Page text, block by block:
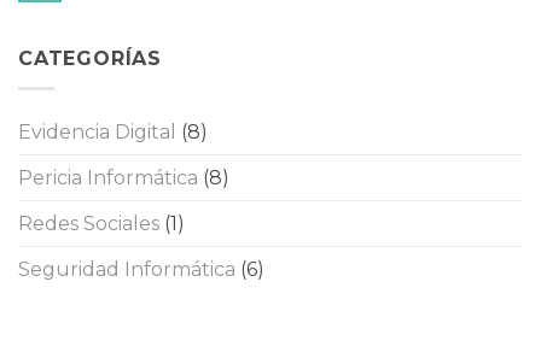
el
Éxito
Personas
5
invalidar
la
Digital
CATEGORÍAS
Evidencia Digital (8)
Pericia Informática (8)
Redes Sociales (1)
Seguridad Informática (6)